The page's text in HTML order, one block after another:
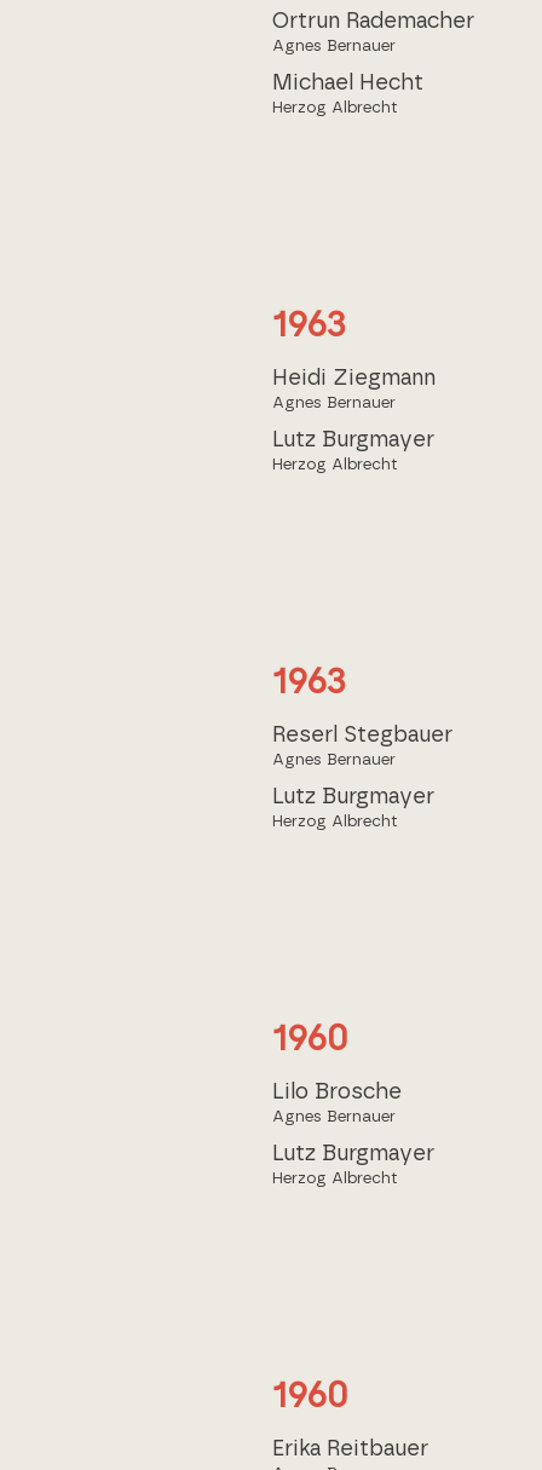
Ortrun Rademacher
Agnes Bernauer
Michael Hecht
Herzog Albrecht
1963
Heidi Ziegmann
Agnes Bernauer
Lutz Burgmayer
Herzog Albrecht
1963
Reserl Stegbauer
Agnes Bernauer
Lutz Burgmayer
Herzog Albrecht
1960
Lilo Brosche
Agnes Bernauer
Lutz Burgmayer
Herzog Albrecht
1960
Erika Reitbauer